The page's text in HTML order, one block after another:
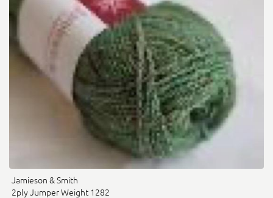
Jamieson & Smith
2ply Jumper Weight 1282